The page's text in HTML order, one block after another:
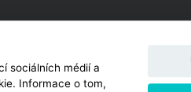
sociálních médií a
Informace o tom,